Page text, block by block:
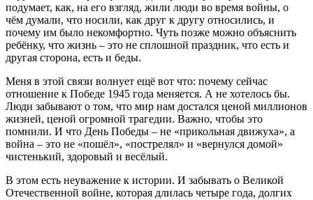
подумает, как, на его взгляд, жили люди во время войны, о
чём думали, что носили, как друг к другу относились, и
почему им было некомфортно. Чуть позже можно объяснить
ребёнку, что жизнь – это не сплошной праздник, что есть и
другая сторона, есть и беды.
Меня в этой связи волнует ещё вот что: почему сейчас
отношение к Победе 1945 года меняется. А не хотелось бы.
Люди забывают о том, что мир нам достался ценой миллионов
жизней, ценой огромной трагедии. Важно, чтобы это
помнили. И что День Победы – не «прикольная движуха», а
война – это не «пошёл», «пострелял» и «вернулся домой»
чистенький, здоровый и весёлый.
В этом есть неуважение к истории. И забывать о Великой
Отечественной войне, которая длилась четыре года, долгих